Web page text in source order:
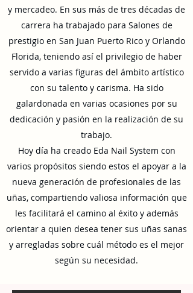
y mercadeo. En sus más de tres décadas de
carrera ha trabajado para Salones de
prestigio en San Juan Puerto Rico y Orlando
Florida, teniendo así el privilegio de haber
servido a varias figuras del ámbito artístico
con su talento y carisma. Ha sido
galardonada en varias ocasiones por su
dedicación y pasión en la realización de su
trabajo.
Hoy día ha creado Eda Nail System con
varios propósitos siendo estos el apoyar a la
nueva generación de profesionales de las
uñas, compartiendo valiosa información que
les facilitará el camino al éxito y además
orientar a quien desea tener sus uñas sanas
y arregladas sobre cuál método es el mejor
según su necesidad.